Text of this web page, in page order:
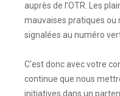
auprès de l’OTR. Les
mauvaises pratiques
signalées au numéro
C’est donc avec votre
continue que nous
initiatives dans un